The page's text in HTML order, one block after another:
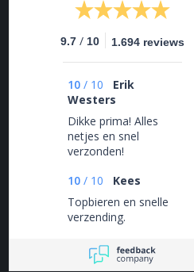
9.7 / 10 1.694 reviews
10 / 10
Erik
Westers
Dikke prima! Alles
netjes en snel
verzonden!
10 / 10
Kees
Topbieren en snelle
verzending.